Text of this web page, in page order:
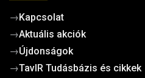
→Kapcsolat
→Aktuális akciók
→Újdonságok
→TavIR Tudásbázis és cikkek